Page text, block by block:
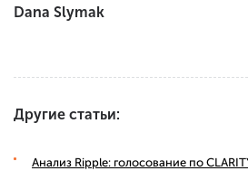
Dana Slymak
Другие статьи:
Анализ Ripple: голосование по